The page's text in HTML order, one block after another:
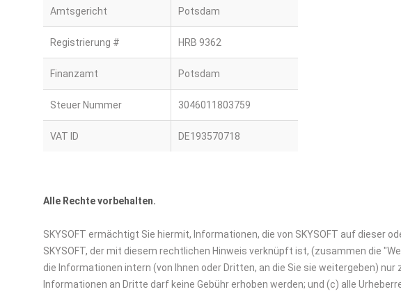
Amtsgericht Potsdam
Registrierung # HRB 9362
Finanzamt Potsdam
Steuer Nummer 3046011803759
VAT ID DE193570718
Alle Rechte vorbehalten.
SKYSOFT ermächtigt Sie hiermit, Informationen, die von SKYSOFT auf dieser
SKYSOFT, der mit diesem rechtlichen Hinweis verknüpft ist, (zusammen die
die Informationen intern (von Ihnen oder Dritten, an die Sie sie weitergeben)
Informationen an Dritte darf keine Gebühr erhoben werden; und (c) alle